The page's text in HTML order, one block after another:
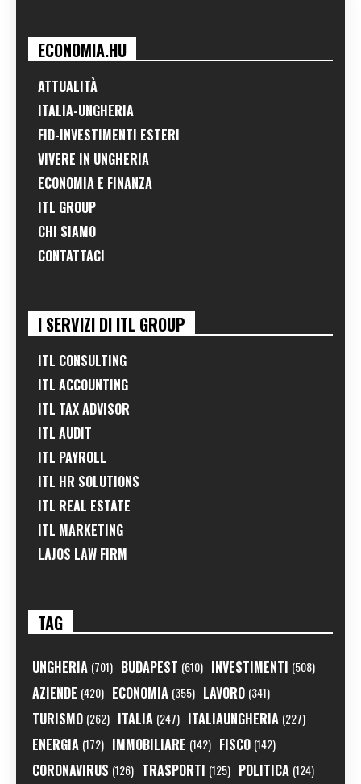
ECONOMIA.HU
ATTUALITÀ
ITALIA-UNGHERIA
FID-INVESTIMENTI ESTERI
VIVERE IN UNGHERIA
ECONOMIA E FINANZA
ITL GROUP
CHI SIAMO
CONTATTACI
I SERVIZI DI ITL GROUP
ITL CONSULTING
ITL ACCOUNTING
ITL TAX ADVISOR
ITL AUDIT
ITL PAYROLL
ITL HR SOLUTIONS
ITL REAL ESTATE
ITL MARKETING
LAJOS LAW FIRM
TAG
UNGHERIA (701) BUDAPEST (610) INVESTIMENTI (508)
AZIENDE (420) ECONOMIA (355) LAVORO (341)
TURISMO (262) ITALIA (247) ITALIAUNGHERIA (227)
ENERGIA (172) IMMOBILIARE (142) FISCO (142)
CORONAVIRUS (126) TRASPORTI (125) POLITICA (124)